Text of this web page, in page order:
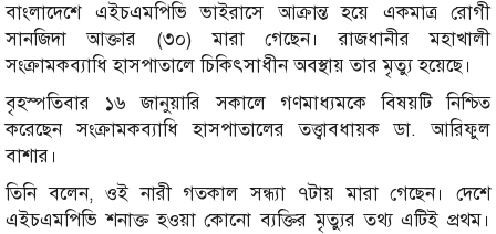
বাংলাদেশে এইচএমপিভি ভাইরাসে আক্রান্ত হয়ে একমাত্র রোগী
সানজিদা আক্তার (৩০) মারা গেছেন। রাজধানীর মহাখালী
সংক্রামকব্যাধি হাসপাতালে চিকিৎসাধীন অবস্থায় তার মৃত্যু হয়েছে।
বৃহস্পতিবার ১৬ জানুয়ারি সকালে গণমাধ্যমকে বিষয়টি নিশ্চিত
করেছেন সংক্রামকব্যাধি হাসপাতালের তত্ত্বাবধায়ক ডা. আরিফুল
বাশার।
তিনি বলেন, ওই নারী গতকাল সন্ধ্যা ৭টায় মারা গেছেন। দেশে
এইচএমপিভি শনাক্ত হওয়া কোনো ব্যক্তির মৃত্যুর তথ্য এটিই প্রথম।